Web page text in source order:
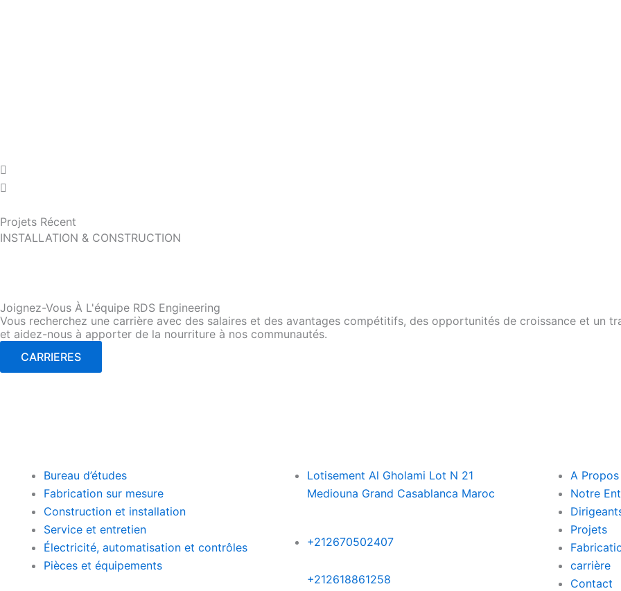
Projets Récent
INSTALLATION & CONSTRUCTION
Joignez-Vous À L'équipe RDS Engineering
Vous recherchez une carrière avec des salaires et des avantages compétitifs, des opportunités de croissance et un
et aidez-nous à apporter de la nourriture à nos communautés.
CARRIERES
Bureau d’études
Fabrication sur mesure
Construction et installation
Service et entretien
Électricité, automatisation et contrôles
Pièces et équipements
Lotisement Al Gholami Lot N 21
Mediouna Grand Casablanca Maroc
+212670502407
+212618861258
A Propos
Notre
Projets
carrière
Contact